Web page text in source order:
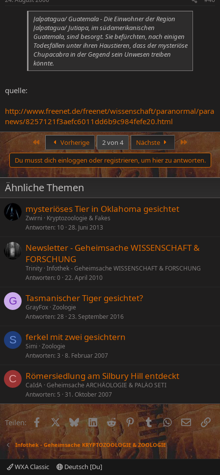
Jalpatagua/ Guatemala - Die Einwohner der Region
Jalpatagua/ Jutiapa, im südamerikanischen
Guatemala, sind besorgt. Sie befürchten, nach einigen
Todesfällen unter ihren Haustieren, dass der mysteriöse
Chupacabra in der Gegend sein Unwesen treiben
könnte.
quelle:
http://www.freenet.de/freenet/wissenschaft/paranormal/para
news/8257121f3aefc6011dd6b9c984fefe20.html
Erste Vorherige 2 von 4 Nächste
Du musst dich einloggen oder registrieren, um hier zu antworten.
Ähnliche Themen
mysteriöses Tier in Oklahoma gesichtet
Zwirni
Kryptozoologie & Fakes
Antworten 10 28. Juni 2013
Newsletter - Geheimsache WISSENSCHAFT &
FORSCHUNG
Trinity Infothek - Geheimsache WISSENSCHAFT & FORSCHUNG
Antworten 0 22. April 2010
G Tasmanischer Tiger gesichtet?
GrayFox Zoologie
Antworten 28 23. September 2016
S ferkel mit zwei gesichtern
Simi Zoologie
Antworten 3 8. Februar 2007
C Römersiedlung am Silbury Hill entdeckt
CaIdA Geheimsache ARCHÄOLOGIE & PALÄO SETI
Antworten 5 31. Oktober 2007
Teilen: FacebookX (Twitter)
BlueskyLinkedIn
Reddit PinterestTumblrWhatsApp
E-Mail
Infothek - Geheimsache KRYPTOZOOLOGIE & ZOOLOGIE
WXA Classic Deutsch [Du]